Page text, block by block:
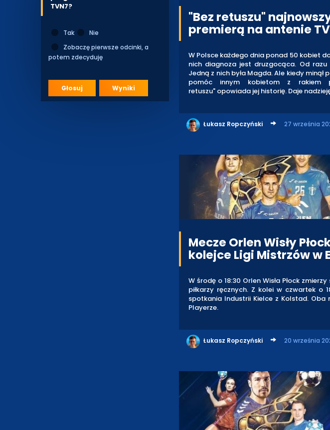
TVN7?
Tak
Nie
Zobaczę pierwsze odcinki, a
potem zdecyduję
Głosuj Wyniki
"Bez retuszu"
premierą na antenie
W Polsce każdego dnia ponad 50 kobiet
nich diagnoza jest druzgocąca. Od
Jedną z nich była Magda. Ale kiedy
pomóc innym kobietom z rakiem
retuszu" opowiada jej historię. Daje
Łukasz Ropczyński 27 września
Mecze Orlen Wisły
kolejce Ligi Mistrzów w
W środę o 18:30 Orlen Wisła Płock
piłkarzy ręcznych. Z kolei w czwartek o
spotkania Industrii Kielce z Kolstad. Oba
Playerze.
Łukasz Ropczyński 20 września